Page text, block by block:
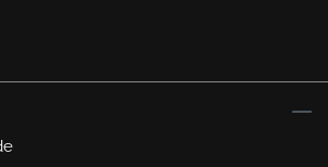
Ohne Bohren oder
Erfüllt alle STVZO-Anforderungen